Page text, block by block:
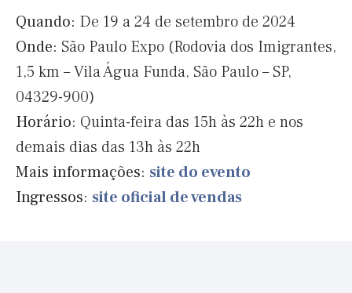
Quando: De 19 a 24 de setembro de 2024
Onde: São Paulo Expo (Rodovia dos Imigrantes,
1,5 km – Vila Água Funda, São Paulo – SP,
04329-900)
Horário: Quinta-feira das 15h às 22h e nos
demais dias das 13h às 22h
Mais informações: site do evento
Ingressos: site oficial de vendas